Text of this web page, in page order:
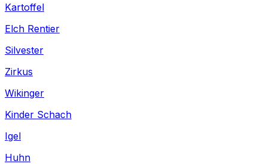
Kartoffel
Elch Rentier
Silvester
Zirkus
Wikinger
Kinder Schach
Igel
Huhn